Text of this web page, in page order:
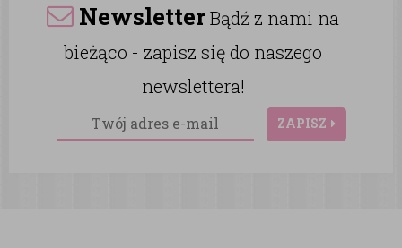
NewsletterBądź z nami na
bieżąco - zapisz się do naszego
newslettera!
ZAPISZ